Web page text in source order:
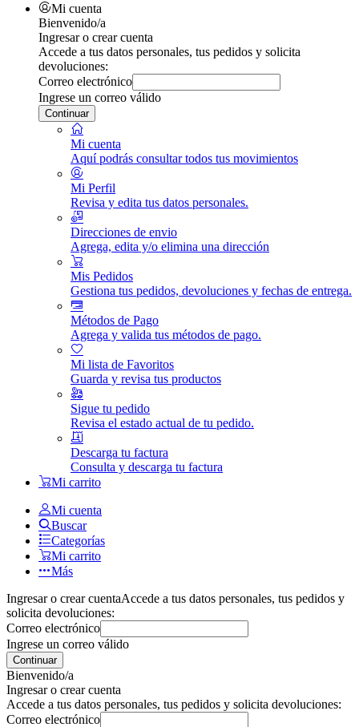
Mi cuenta
Bienvenido/a
Ingresar o crear cuenta
Accede a tus datos personales, tus pedidos y solicita
devoluciones:
Correo electrónico
Ingrese un correo válido
Continuar
Mi cuenta
Aquí podrás consultar todos tus movimientos
Mi Perfil
Revisa y edita tus datos personales.
Direcciones de envio
Agrega, edita y/o elimina una dirección
Mis Pedidos
Gestiona tus pedidos, devoluciones y fechas de entrega.
Métodos de Pago
Agrega y valida tus métodos de pago.
Mi lista de Favoritos
Guarda y revisa tus productos
Sigue tu pedido
Revisa el estado actual de tu pedido.
Descarga tu factura
Consulta y descarga tu factura
Mi carrito
Mi cuenta
Buscar
Categorías
Mi carrito
Más
Ingresar o crear cuentaAccede a tus datos personales, tus pedidos y
solicita devoluciones:
Correo electrónico
Ingrese un correo válido
Continuar
Bienvenido/a
Ingresar o crear cuenta
Accede a tus datos personales, tus pedidos y solicita devoluciones:
Correo electrónico